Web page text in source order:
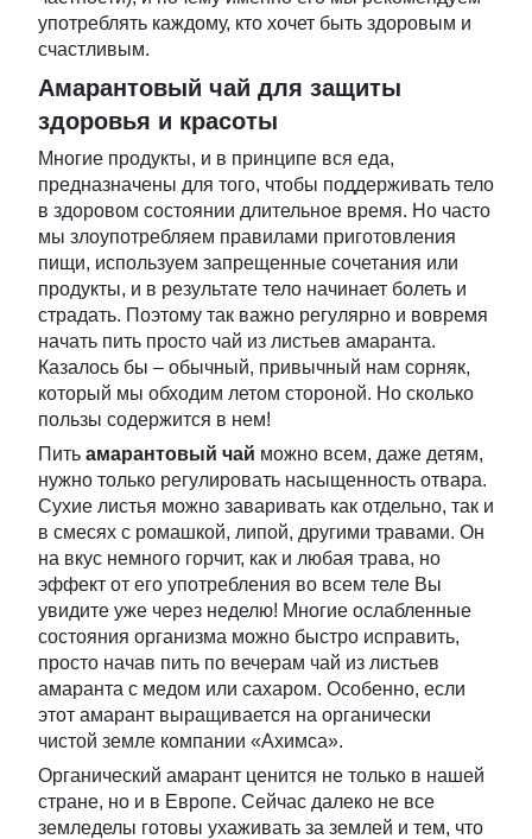
употреблять каждому, кто хочет быть здоровым и
счастливым.
Амарантовый чай для защиты
здоровья и красоты
Многие продукты, и в принципе вся еда,
предназначены для того, чтобы поддерживать тело
в здоровом состоянии длительное время. Но часто
мы злоупотребляем правилами приготовления
пищи, используем запрещенные сочетания или
продукты, и в результате тело начинает болеть и
страдать. Поэтому так важно регулярно и вовремя
начать пить просто чай из листьев амаранта.
Казалось бы – обычный, привычный нам сорняк,
который мы обходим летом стороной. Но сколько
пользы содержится в нем!
Пить амарантовый чай можно всем, даже детям,
нужно только регулировать насыщенность отвара.
Сухие листья можно заваривать как отдельно, так и
в смесях с ромашкой, липой, другими травами. Он
на вкус немного горчит, как и любая трава, но
эффект от его употребления во всем теле Вы
увидите уже через неделю! Многие ослабленные
состояния организма можно быстро исправить,
просто начав пить по вечерам чай из листьев
амаранта с медом или сахаром. Особенно, если
этот амарант выращивается на органически
чистой земле компании «Ахимса».
Органический амарант ценится не только в нашей
стране, но и в Европе. Сейчас далеко не все
земледелы готовы ухаживать за землей и тем, что